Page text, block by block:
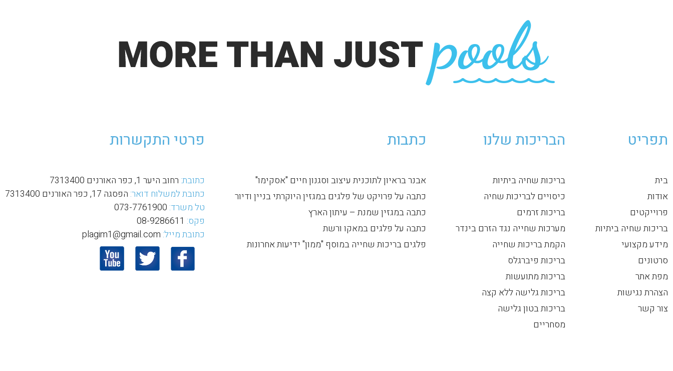
תפריט
בית
אודות
פרוייקטים
בריכות שחיה ביתיות
מידע מקצועי
סרטונים
מפת אתר
הצהרת נגישות
צור קשר
הבריכות שלנו
בריכות שחיה ביתיות
כיסויים לבריכות שחיה
בריכות זרמים
מערכות שחייה נגד הזרם בינדר
הקמת בריכות שחייה
בריכות פיברגלס
בריכות מתועשות
בריכות גלישה ללא קצה
בריכות בטון גלישה
מסחריים
כתבות
אבנר בראיון לתוכנית עיצוב וסגנון חיים "אסקימו"
כתבה על פרויקט של פלגים במגזין היוקרתי בניין ודיור
כתבה במגזין שמנת – עיתון הארץ
כתבה על פלגים במאקו ורשת
פלגים בריכות שחייה במוסף "ממון" ידיעות אחרונות
פרטי התקשרות
כתובת: רחוב היער 1, כפר האורנים 7313400
כתובת למשלוח דואר: הפסגה 17, כפר האורנים 7313400
טל משרד: 073-7761900
פקס:
כתובת מייל: plagim1@gmail.com